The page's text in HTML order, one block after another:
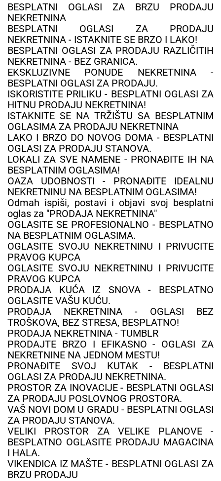
BESPLATNI OGLASI ZA BRZU PRODAJU
NEKRETNINA
BESPLATNI OGLASI ZA PRODAJU
NEKRETNINA - ISTAKNITE SE BRZO I LAKO!
BESPLATNI OGLASI ZA PRODAJU RAZLIČITIH
NEKRETNINA - BEZ GRANICA.
EKSKLUZIVNE PONUDE NEKRETNINA -
BESPLATNI OGLASI ZA PRODAJU.
ISKORISTITE PRILIKU - BESPLATNI OGLASI ZA
HITNU PRODAJU NEKRETNINA!
ISTAKNITE SE NA TRŽIŠTU SA BESPLATNIM
OGLASIMA ZA PRODAJU NEKRETNINA
LAKO I BRZO DO NOVOG DOMA - BESPLATNI
OGLASI ZA PRODAJU STANOVA.
LOKALI ZA SVE NAMENE - PRONAĐITE IH NA
BESPLATNIM OGLASIMA!
OAZA UDOBNOSTI - PRONAĐITE IDEALNU
NEKRETNINU NA BESPLATNIM OGLASIMA!
Odmah ispiši, postavi i objavi svoj besplatni
oglas za "PRODAJA NEKRETNINA"
OGLASITE SE PROFESIONALNO - BESPLATNO
NA BESPLATNIM OGLASIMA.
OGLASITE SVOJU NEKRETNINU I PRIVUCITE
PRAVOG KUPCA
OGLASITE SVOJU NEKRETNINU I PRIVUCITE
PRAVOG KUPCA
PRODAJA KUĆA IZ SNOVA - BESPLATNO
OGLASITE VAŠU KUĆU.
PRODAJA NEKRETNINA - OGLASI BEZ
TROŠKOVA, BEZ STRESA, BESPLATNO!
PRODAJA NEKRETNINA - TUMBLR
PRODAJTE BRZO I EFIKASNO - OGLASI ZA
NEKRETNINE NA JEDNOM MESTU!
PRONAĐITE SVOJ KUTAK - BESPLATNI
OGLASI ZA PRODAJU NEKRETNINA.
PROSTOR ZA INOVACIJE - BESPLATNI OGLASI
ZA PRODAJU POSLOVNOG PROSTORA.
VAŠ NOVI DOM U GRADU - BESPLATNI OGLASI
ZA PRODAJU STANOVA.
VELIKI PROSTOR ZA VELIKE PLANOVE -
BESPLATNO OGLASITE PRODAJU MAGACINA
I HALA.
VIKENDICA IZ MAŠTE - BESPLATNI OGLASI ZA
BRZU PRODAJU